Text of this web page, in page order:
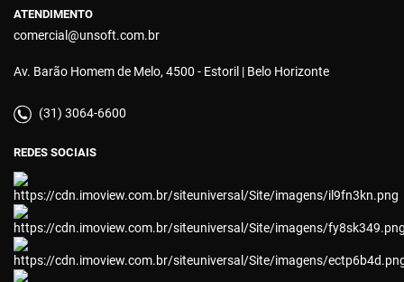
ATENDIMENTO
comercial@unsoft.com.br
Av. Barão Homem de Melo, 4500 - Estoril | Belo Horizonte
(31) 3064-6600
REDES SOCIAIS